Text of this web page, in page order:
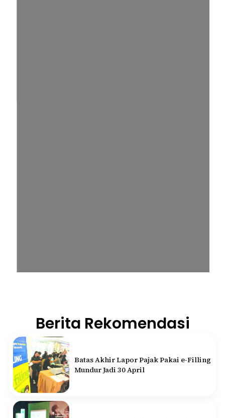
Berita Rekomendasi
Batas Akhir Lapor Pajak Pakai e-Filling
Mundur Jadi 30 April